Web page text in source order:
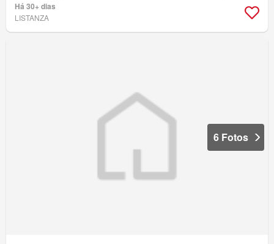
Há 30+ dias
LISTANZA
6 Fotos